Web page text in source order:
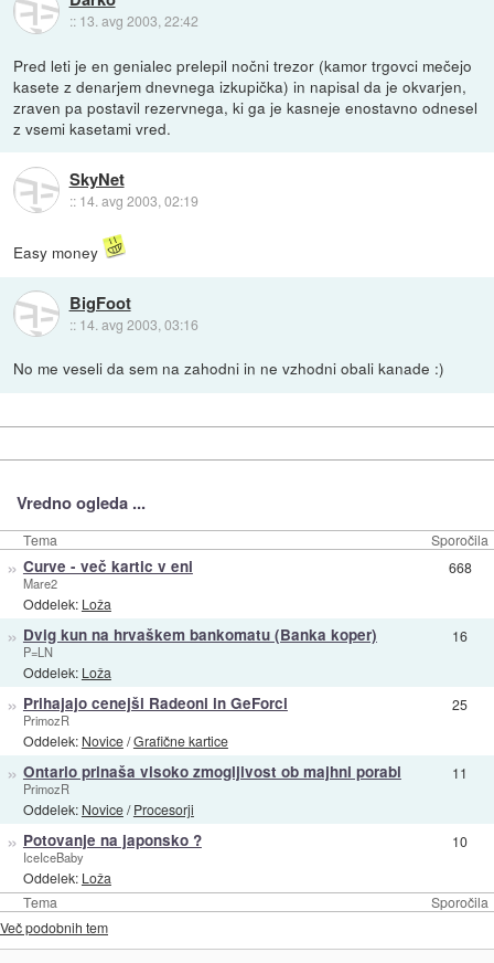
:: 13. avg 2003, 22:42
Pred leti je en genialec prelepil nočni trezor (kamor trgovci mečejo
kasete z denarjem dnevnega izkupička) in napisal da je okvarjen,
zraven pa postavil rezervnega, ki ga je kasneje enostavno odnesel
z vsemi kasetami vred.
SkyNet
:: 14. avg 2003, 02:19
Easy money
BigFoot
:: 14. avg 2003, 03:16
No me veseli da sem na zahodni in ne vzhodni obali kanade :)
Vredno ogleda ...
Tema Sporočila
Tema Sporočila
» Curve - več kartic v eni
Mare2
Oddelek: Loža
668
» Dvig kun na hrvaškem bankomatu (Banka koper)
P=LN
Oddelek: Loža
16
» Prihajajo cenejši Radeoni in GeForci
PrimozR
Oddelek: Novice/Grafične kartice
25
» Ontario prinaša visoko zmogljivost ob majhni porabi
PrimozR
Oddelek: Novice/Procesorji
11
» Potovanje na japonsko ?
IceIceBaby
Oddelek: Loža
10
Več podobnih tem